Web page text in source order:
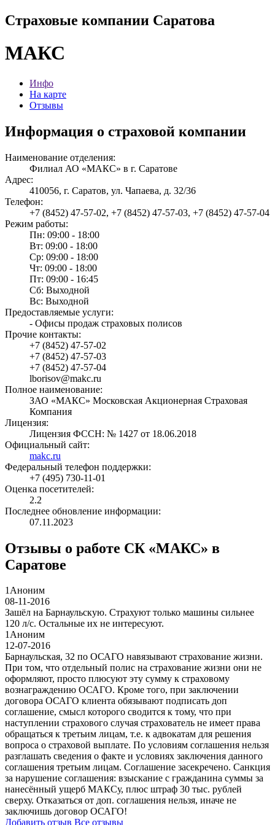
Страховые компании Саратова
МАКС
Инфо
На карте
Отзывы
Информация о страховой компании
Наименование отделения:
Филиал АО «МАКС» в г. Саратове
Адрес:
410056, г. Саратов, ул. Чапаева, д. 32/36
Телефон:
+7 (8452) 47-57-02, +7 (8452) 47-57-03, +7 (8452) 47-57-04
Режим работы:
Пн: 09:00 - 18:00
Вт: 09:00 - 18:00
Ср: 09:00 - 18:00
Чт: 09:00 - 18:00
Пт: 09:00 - 16:45
Сб: Выходной
Вс: Выходной
Предоставляемые услуги:
- Офисы продаж страховых полисов
Прочие контакты:
+7 (8452) 47-57-02
+7 (8452) 47-57-03
+7 (8452) 47-57-04
lborisov@makc.ru
Полное наименование:
ЗАО «МАКС» Московская Акционерная Страховая
Компания
Лицензия:
Лицензия ФССН: № 1427 от 18.06.2018
Официальный сайт:
makc.ru
Федеральный телефон поддержки:
+7 (495) 730-11-01
Оценка посетителей:
2.2
Последнее обновление информации:
07.11.2023
Отзывы о работе СК «МАКС» в
Саратове
1Аноним
08-11-2016
Зашёл на Барнаульскую. Страхуют только машины сильнее
120 л/с. Остальные их не интересуют.
1Аноним
12-07-2016
Барнаульская, 32 по ОСАГО навязывают страхование жизни.
При том, что отдельный полис на страхование жизни они не
оформляют, просто плюсуют эту сумму к страховому
вознаграждению ОСАГО. Кроме того, при заключении
договора ОСАГО клиента обязывают подписать доп
соглашение, смысл которого сводится к тому, что при
наступлении страхового случая страхователь не имеет права
обращаться к третьим лицам, т.е. к адвокатам для решения
вопроса о страховой выплате. По условиям соглашения нельзя
разглашать сведения о факте и условиях заключения данного
соглашения третьим лицам. Соглашение засекречено. Санкция
за нарушение соглашения: взыскание с гражданина суммы за
нанесённый ущерб МАКСу, плюс штраф 30 тыс. рублей
сверху. Отказаться от доп. соглашения нельзя, иначе не
заключишь договор ОСАГО!
Добавить отзыв Все отзывы